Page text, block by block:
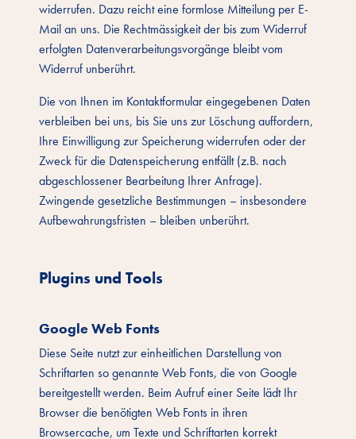
widerrufen. Dazu reicht eine formlose Mitteilung per E-
Mail an uns. Die Rechtmässigkeit der bis zum Widerruf
erfolgten Datenverarbeitungsvorgänge bleibt vom
Widerruf unberührt.
Die von Ihnen im Kontaktformular eingegebenen Daten
verbleiben bei uns, bis Sie uns zur Löschung auffordern,
Ihre Einwilligung zur Speicherung widerrufen oder der
Zweck für die Datenspeicherung entfällt (z.B. nach
abgeschlossener Bearbeitung Ihrer Anfrage).
Zwingende gesetzliche Bestimmungen – insbesondere
Aufbewahrungsfristen – bleiben unberührt.
Plugins und Tools
Google Web Fonts
Diese Seite nutzt zur einheitlichen Darstellung von
Schriftarten so genannte Web Fonts, die von Google
bereitgestellt werden. Beim Aufruf einer Seite lädt Ihr
Browser die benötigten Web Fonts in ihren
Browsercache, um Texte und Schriftarten korrekt